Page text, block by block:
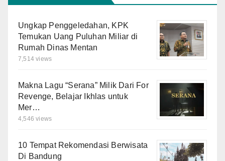
Ungkap Penggeledahan, KPK
Temukan Uang Puluhan Miliar di
Rumah Dinas Mentan
7,514 views
Makna Lagu “Serana” Milik Dari For
Revenge, Belajar Ikhlas untuk
Mer…
4,546 views
10 Tempat Rekomendasi Berwisata
Di Bandung